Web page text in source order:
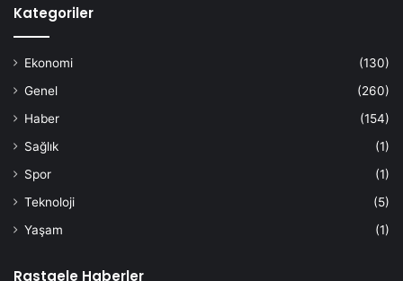
Kategoriler
Ekonomi
(130)
Genel
(260)
Haber
(154)
Sağlık
(1)
Spor
(1)
Teknoloji
(5)
Yaşam
(1)
Rastgele Haberler